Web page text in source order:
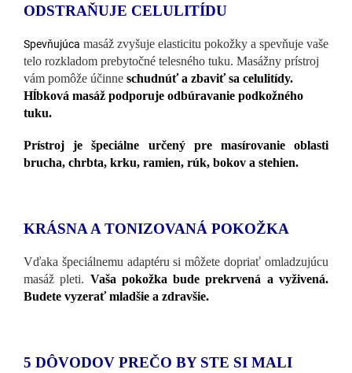
ODSTRAŇUJE CELULITÍDU
Spevňujúca masáž zvyšuje elasticitu pokožky a spevňuje vaše
telo rozkladom prebytočné telesného tuku. Masážny prístroj
vám pomôže účinne schudnúť a zbaviť sa celulitídy.
Hĺbková masáž podporuje odbúravanie podkožného
tuku.
Prístroj je špeciálne určený pre masírovanie oblasti
brucha, chrbta, krku, ramien, rúk, bokov a stehien.
KRÁSNA A TONIZOVANÁ POKOŽKA
Vďaka špeciálnemu adaptéru si môžete dopriať omladzujúcu
masáž pleti. Vaša pokožka bude prekrvená a vyživená.
Budete vyzerať mladšie a zdravšie.
5 DÔVODOV PREČO BY STE SI MALI